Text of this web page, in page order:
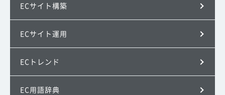
ECサイト構築
ECサイト運用
ECトレンド
EC用語辞典